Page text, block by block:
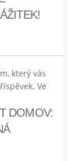
který vás
Ve
DOMOV: